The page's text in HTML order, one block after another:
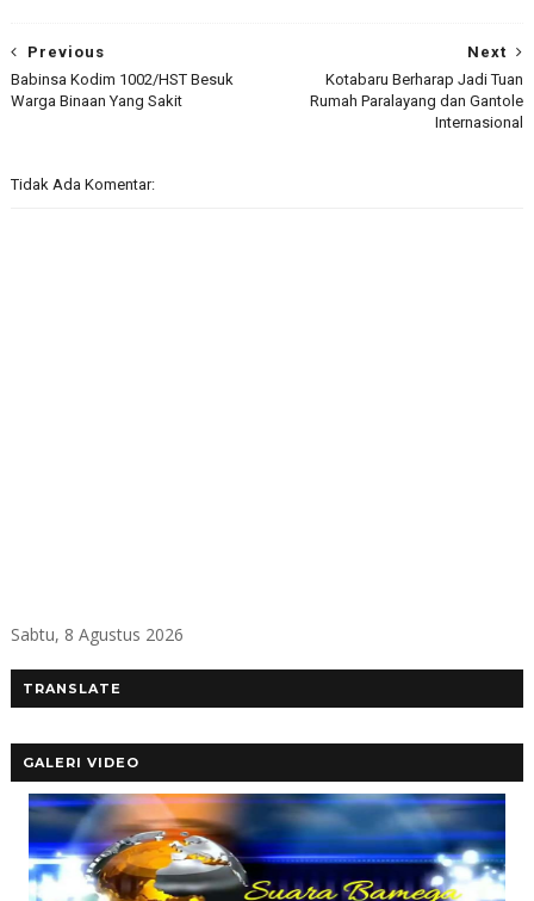
Next
Kotabaru Berharap Jadi Tuan
Rumah Paralayang dan Gantole
Internasional
Previous
Babinsa Kodim 1002/HST Besuk
Warga Binaan Yang Sakit
Tidak Ada Komentar:
Sabtu, 8 Agustus 2026
TRANSLATE
GALERI VIDEO